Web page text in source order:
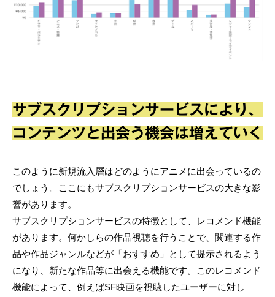
サブスクリプションサービスにより、
コンテンツと出会う機会は増えていく
このように新規流入層はどのようにアニメに出会っているの
でしょう。ここにもサブスクリプションサービスの大きな影
響があります。
サブスクリプションサービスの特徴として、レコメンド機能
があります。何かしらの作品視聴を行うことで、関連する作
品や作品ジャンルなどが「おすすめ」として提示されるよう
になり、新たな作品等に出会える機能です。このレコメンド
機能によって、例えばSF映画を視聴したユーザーに対し